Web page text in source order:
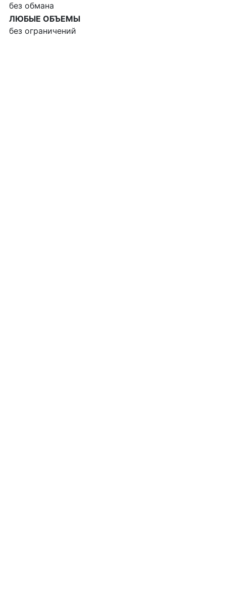
без обмана
ЛЮБЫЕ ОБЪЕМЫ
без ограничений